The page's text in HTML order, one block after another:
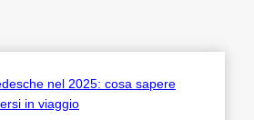
nel 2025: cosa sapere
in viaggio